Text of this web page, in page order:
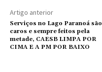
Artigo anterior
Serviços no Lago Paranoá são
caros e sempre feitos pela
metade, CAESB LIMPA POR
CIMA E A PM POR BAIXO